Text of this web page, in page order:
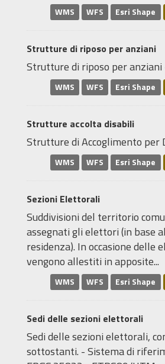
WMS WFS Esri Shape
Strutture di riposo per anziani
Strutture di riposo per anziani
WMS WFS Esri Shape
Strutture accolta disabili
Strutture di Accoglimento per
WMS WFS Esri Shape
Sezioni Elettorali
Suddivisioni del territorio
assegnati gli elettori (in base
residenza). In occasione delle
vengono allestiti in apposite...
WMS WFS Esri Shape
Sedi delle sezioni elettorali
Sedi delle sezioni elettorali,
sottostanti. - Sistema di